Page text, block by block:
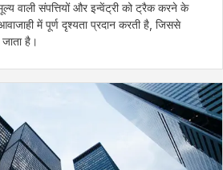
वाली संपत्तियों और इन्वेंट्री को ट्रैक करने के
में पूर्ण दृश्यता प्रदान करती है, जिससे
है।